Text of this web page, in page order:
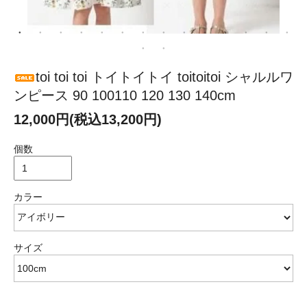
toi toi toi トイトイトイ toitoitoi シャルルワ
ンピース 90 100110 120 130 140cm
12,000円(税込13,200円)
個数
カラー
サイズ